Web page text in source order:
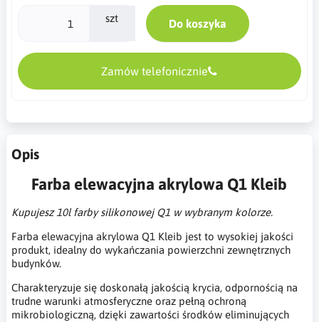
szt Do koszyka
Zamów telefonicznie
Opis
Farba elewacyjna akrylowa Q1 Kleib
Kupujesz 10l farby silikonowej Q1 w wybranym kolorze.
Farba elewacyjna akrylowa Q1 Kleib jest to wysokiej jakości
produkt, idealny do wykańczania powierzchni zewnętrznych
budynków.
Charakteryzuje się doskonałą jakością krycia, odpornością na
trudne warunki atmosferyczne oraz pełną ochroną
mikrobiologiczną, dzięki zawartości środków eliminujących